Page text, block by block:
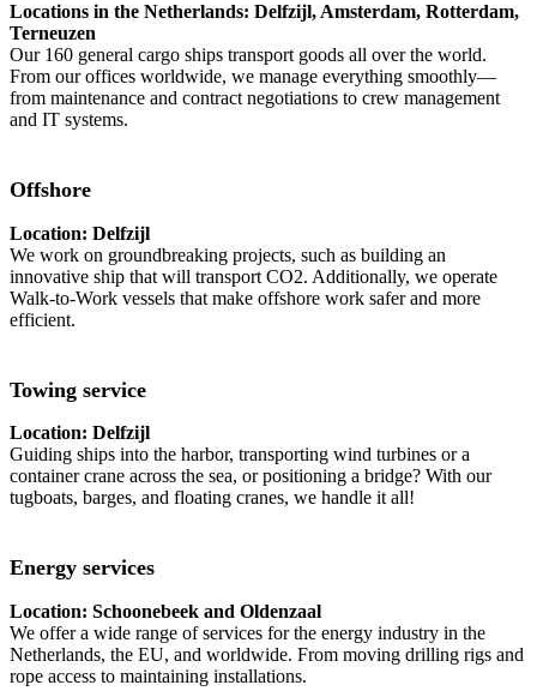
Locations in the Netherlands: Delfzijl, Amsterdam, Rotterdam,
Terneuzen
Our 160 general cargo ships transport goods all over the world.
From our offices worldwide, we manage everything smoothly—
from maintenance and contract negotiations to crew management
and IT systems.
Offshore
Location: Delfzijl
We work on groundbreaking projects, such as building an
innovative ship that will transport CO2. Additionally, we operate
Walk-to-Work vessels that make offshore work safer and more
efficient.
Towing service
Location: Delfzijl
Guiding ships into the harbor, transporting wind turbines or a
container crane across the sea, or positioning a bridge? With our
tugboats, barges, and floating cranes, we handle it all!
Energy services
Location: Schoonebeek and Oldenzaal
We offer a wide range of services for the energy industry in the
Netherlands, the EU, and worldwide. From moving drilling rigs and
rope access to maintaining installations.